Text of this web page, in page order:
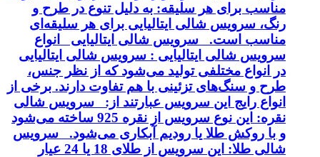
مناسب برای هر سلیقه: به دلیل تنوع در طرح و
رنگ، سرویس شالی ایتالیایی برای هر سلیقه‌ای
مناسب است. سرویس شالی ایتالیایی انواع
سرویس شالی ایتالیایی : سرویس شالی ایتالیایی
در انواع مختلفی تولید می‌شود که از نظر جنس،
طرح و سنگ‌های تزئینی با هم تفاوت دارند. برخی از
انواع رایج این سرویس عبارتند از: سرویس شالی
نقره: این نوع سرویس از نقره 925 ساخته می‌شود
و با روکش طلا یا رودیم آبکاری می‌شود. سرویس
شالی طلا: این سرویس از طلای 18 یا 24 عیار